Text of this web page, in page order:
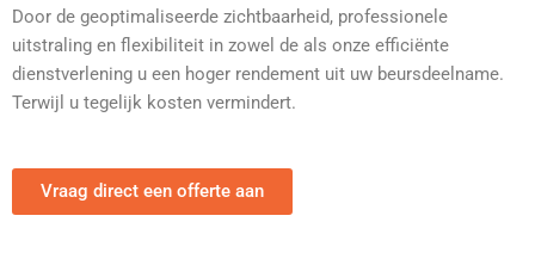
Door de geoptimaliseerde zichtbaarheid, professionele
uitstraling en flexibiliteit in zowel de als onze efficiënte
dienstverlening u een hoger rendement uit uw beursdeelname.
Terwijl u tegelijk kosten vermindert.
Vraag direct een offerte aan